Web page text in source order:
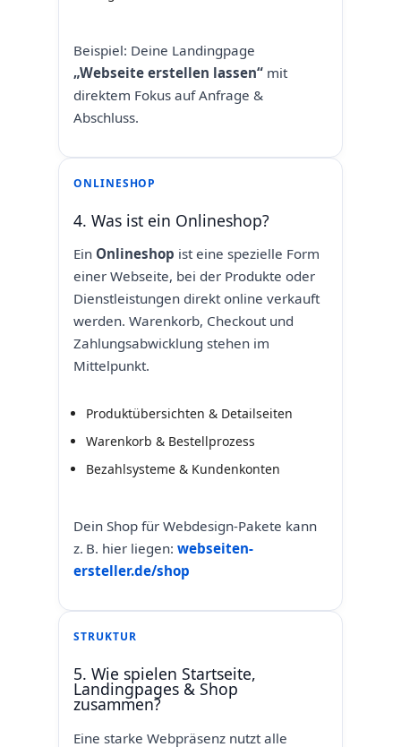
Beispiel: Deine Landingpage
„Webseite erstellen lassen“mit
direktem Fokus auf Anfrage &
Abschluss.
ONLINESHOP
4. Was ist ein Onlineshop?
Ein Onlineshop ist eine spezielle Form
einer Webseite, bei der Produkte oder
Dienstleistungen direkt online verkauft
werden. Warenkorb, Checkout und
Zahlungsabwicklung stehen im
Mittelpunkt.
Produktübersichten & Detailseiten
Warenkorb & Bestellprozess
Bezahlsysteme & Kundenkonten
Dein Shop für Webdesign‑Pakete kann
z. B. hier liegen: webseiten-
ersteller.de/shop
STRUKTUR
5. Wie spielen Startseite,
Landingpages & Shop
zusammen?
Eine starke Webpräsenz nutzt alle